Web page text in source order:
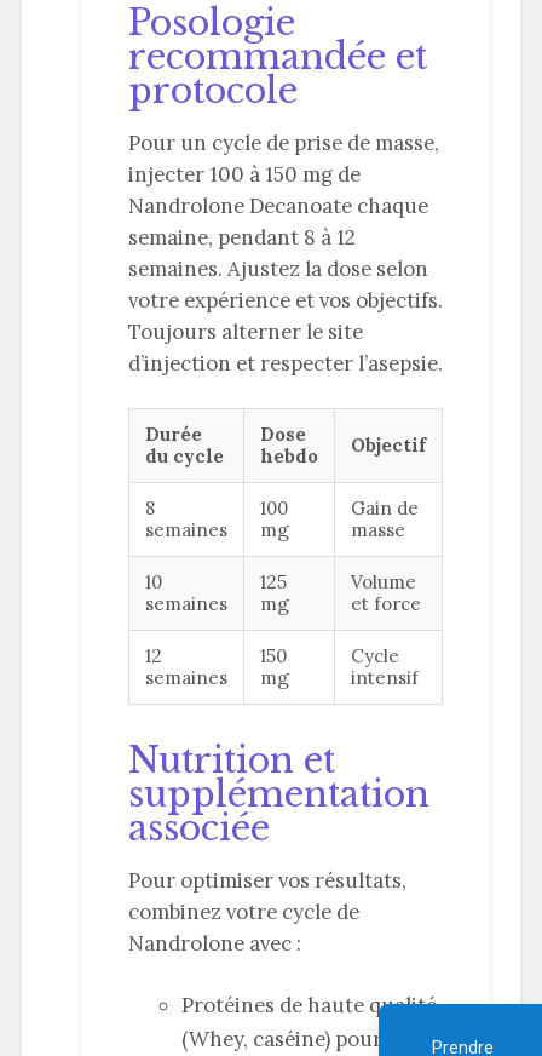
Posologie
recommandée et
protocole
Pour un cycle de prise de masse,
injecter 100 à 150 mg de
Nandrolone Decanoate chaque
semaine, pendant 8 à 12
semaines. Ajustez la dose selon
votre expérience et vos objectifs.
Toujours alterner le site
d’injection et respecter l’asepsie.
Durée
du cycle
Dose
hebdo
Objectif
8
semaines
100
mg
Gain de
masse
10
semaines
125
mg
Volume
et force
12
semaines
150
mg
Cycle
intensif
Nutrition et
supplémentation
associée
Pour optimiser vos résultats,
combinez votre cycle de
Nandrolone avec :
Protéines de haute qualité
(Whey, caséine) pour
Prendre